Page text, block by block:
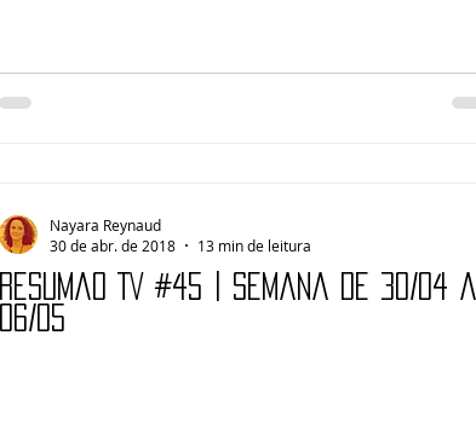
Resumão TV #45 | Semana de 30/04 a
06/05
Nayara Reynaud
30 de abr. de 2018
13 min de leitura